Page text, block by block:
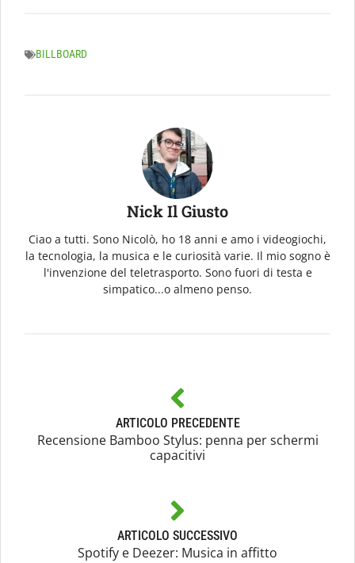
BILLBOARD
Nick Il Giusto
Ciao a tutti. Sono Nicolò, ho 18 anni e amo i videogiochi,
la tecnologia, la musica e le curiosità varie. Il mio sogno è
l'invenzione del teletrasporto. Sono fuori di testa e
simpatico...o almeno penso.
ARTICOLO PRECEDENTE
Recensione Bamboo Stylus: penna per schermi
capacitivi
ARTICOLO SUCCESSIVO
Spotify e Deezer: Musica in affitto